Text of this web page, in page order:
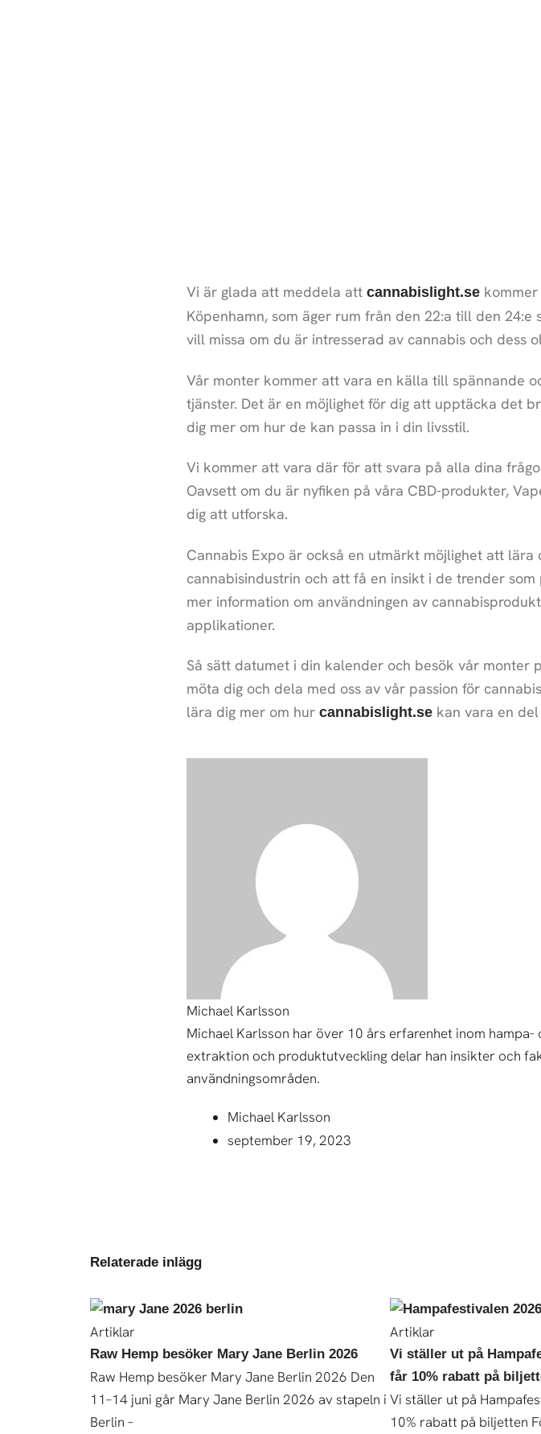
Vi är glada att meddela att cannabislight.se
Köpenhamn, som äger rum från den 22:a till den
vill missa om du är intresserad av cannabis och dess
Vår monter kommer att vara en källa till spännande
tjänster. Det är en möjlighet för dig att upptäcka det
dig mer om hur de kan passa in i din livsstil.
Vi kommer att vara där för att svara på alla dina
Oavsett om du är nyfiken på våra CBD-produkter,
dig att utforska.
Cannabis Expo är också en utmärkt möjlighet att
cannabisindustrin och att få en insikt i de trender
mer information om användningen av
applikationer.
Så sätt datumet i din kalender och besök vår monter
möta dig och dela med oss av vår passion för
lära dig mer om hur cannabislight.se kan vara en
Michael Karlsson
Michael Karlsson har över 10 års erfarenhet inom
extraktion och produktutveckling delar han insikter och
användningsområden.
Michael Karlsson
september 19, 2023
Relaterade inlägg
Artiklar
Raw Hemp besöker Mary Jane Berlin 2026
Raw Hemp besöker Mary Jane Berlin 2026 Den
11–14 juni går Mary Jane Berlin 2026 av stapeln i
Berlin –
Artiklar
Vi ställer ut på
får 10% rabatt på
Vi ställer ut på
10% rabatt på biljetten